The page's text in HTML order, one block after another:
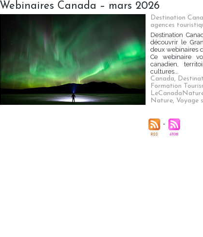
Webinaires Canada – mars 2026
Destination
agences
Destination
découvrir le
deux webinaires
Ce webinaire
canadien,
cultures...
Canada,
Formation
Nature, Voyage